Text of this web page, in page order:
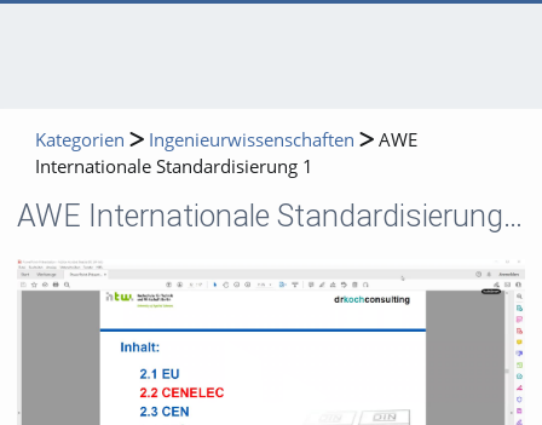
Kategorien Ingenieurwissenschaften
AWE
Internationale Standardisierung 1
AWE Internationale Standardisierung 1